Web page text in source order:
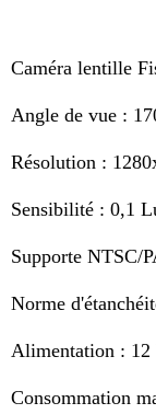
Caméra lentille
Angle de vue :
Résolution :
Sensibilité : 0,1
Supporte NTSC/
Norme
Alimentation : 12
Consommation